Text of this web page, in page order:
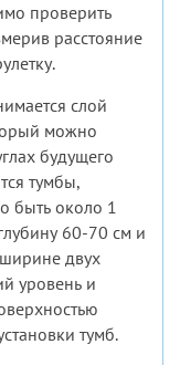
проверить
расстояние
слой
можно
будущего
тумбы,
быть около 1
60-70 см и
двух
уровень и
тумб.